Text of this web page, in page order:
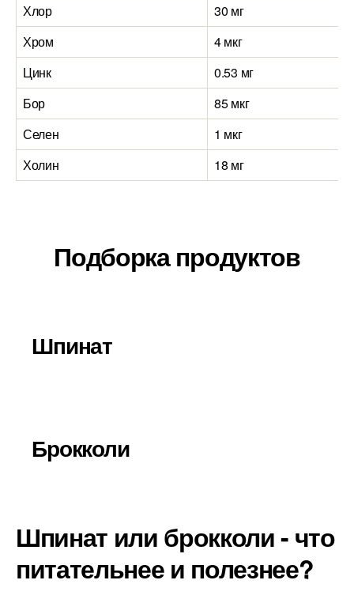
Хлор
30 мг
Хром
4 мкг
Цинк
0.53 мг
Бор
85 мкг
Селен
1 мкг
Холин
18 мг
Подборка продуктов
Шпинат
Брокколи
Шпинат или брокколи - что
питательнее и полезнее?